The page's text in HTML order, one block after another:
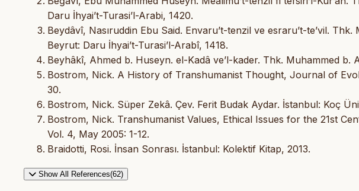
Daru İhyai’t-Turasi’l-Arabi, 1420.
Beydâvî, Nasıruddin Ebu Said. Envaru’t-tenzil ve esraru’t-te’vil.
Beyrut: Daru İhyai’t-Turasi’l-Arabî, 1418.
Beyhâkî, Ahmed b. Huseyn. el-Kadâ ve’l-kader. Thk. Muhammed b.
Bostrom, Nick. A History of Transhumanist Thought, Journal of
30.
Bostrom, Nick. Süper Zekâ. Çev. Ferit Budak Aydar. İstanbul: Koç
Bostrom, Nick. Transhumanist Values, Ethical Issues for the 21st
Vol. 4, May 2005: 1-12.
Braidotti, Rosi. İnsan Sonrası. İstanbul: Kolektif Kitap, 2013.
Show All References(62)